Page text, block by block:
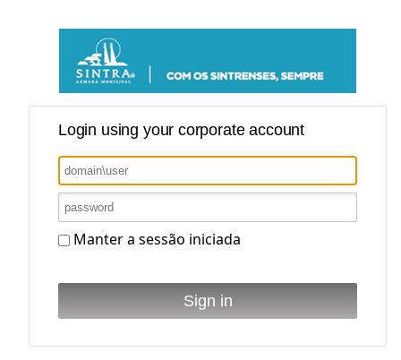
Login using your corporate account
Manter a sessão iniciada
Sign in